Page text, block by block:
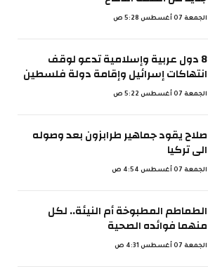
الجمعة 07 أغسطس 5:28 ص
8 دول عربية وإسلامية تدعو لوقف
انتهاكات إسرائيل وإقامة دولة فلسطين
الجمعة 07 أغسطس 5:22 ص
صلاح يقود جماهير طرابزون بعد وصوله
الى تركيا
الجمعة 07 أغسطس 4:54 ص
الطماطم المطبوخة أم النيئة.. لكل
منهما فوائده الصحية
الجمعة 07 أغسطس 4:31 ص